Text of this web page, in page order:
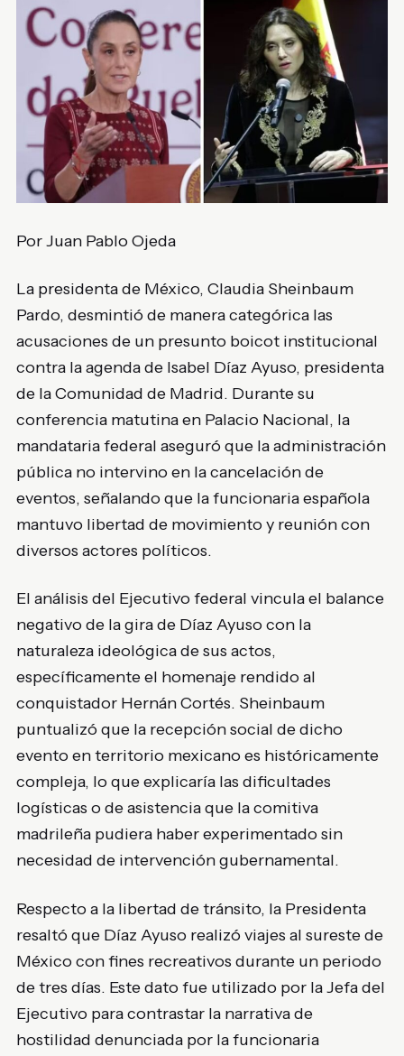
Por Juan Pablo Ojeda
La presidenta de México, Claudia Sheinbaum
Pardo, desmintió de manera categórica las
acusaciones de un presunto boicot institucional
contra la agenda de Isabel Díaz Ayuso, presidenta
de la Comunidad de Madrid. Durante su
conferencia matutina en Palacio Nacional, la
mandataria federal aseguró que la administración
pública no intervino en la cancelación de
eventos, señalando que la funcionaria española
mantuvo libertad de movimiento y reunión con
diversos actores políticos.
El análisis del Ejecutivo federal vincula el balance
negativo de la gira de Díaz Ayuso con la
naturaleza ideológica de sus actos,
específicamente el homenaje rendido al
conquistador Hernán Cortés. Sheinbaum
puntualizó que la recepción social de dicho
evento en territorio mexicano es históricamente
compleja, lo que explicaría las dificultades
logísticas o de asistencia que la comitiva
madrileña pudiera haber experimentado sin
necesidad de intervención gubernamental.
Respecto a la libertad de tránsito, la Presidenta
resaltó que Díaz Ayuso realizó viajes al sureste de
México con fines recreativos durante un periodo
de tres días. Este dato fue utilizado por la Jefa del
Ejecutivo para contrastar la narrativa de
hostilidad denunciada por la funcionaria